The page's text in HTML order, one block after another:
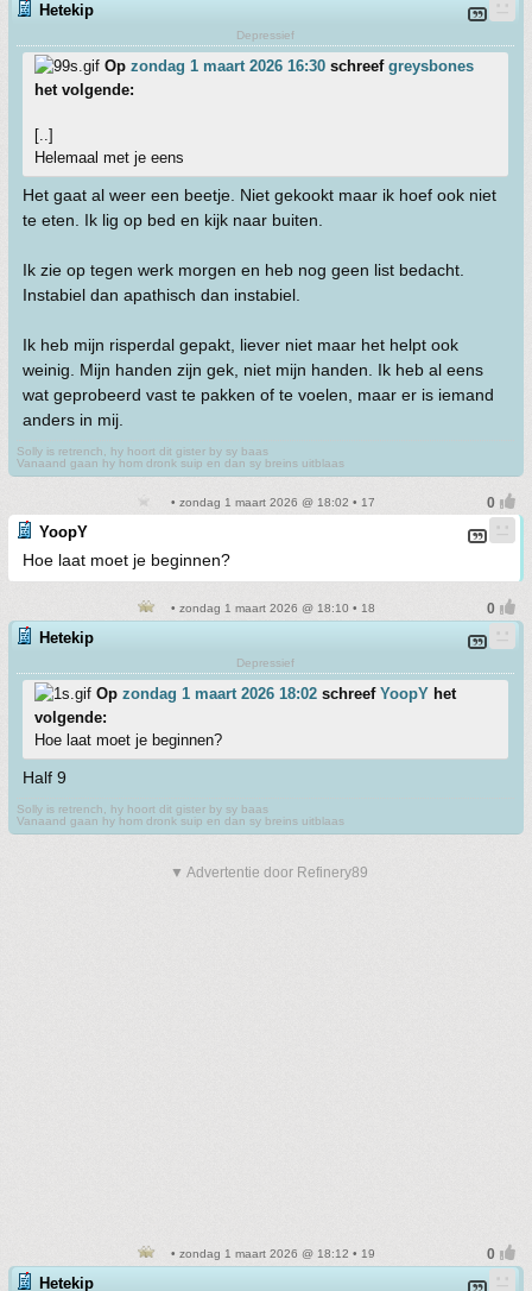
Hetekip
Depressief
Op zondag 1 maart 2026 16:30 schreef greysbones
het volgende:
[..]
Helemaal met je eens
Het gaat al weer een beetje. Niet gekookt maar ik hoef ook niet
te eten. Ik lig op bed en kijk naar buiten.
Ik zie op tegen werk morgen en heb nog geen list bedacht.
Instabiel dan apathisch dan instabiel.
Ik heb mijn risperdal gepakt, liever niet maar het helpt ook
weinig. Mijn handen zijn gek, niet mijn handen. Ik heb al eens
wat geprobeerd vast te pakken of te voelen, maar er is iemand
anders in mij.
Solly is retrench, hy hoort dit gister by sy baas
Vanaand gaan hy hom dronk suip en dan sy breins uitblaas
• zondag 1 maart 2026 @ 18:02 • 17
YoopY
Hoe laat moet je beginnen?
• zondag 1 maart 2026 @ 18:10 • 18
Hetekip
Depressief
Op zondag 1 maart 2026 18:02 schreef YoopY het
volgende:
Hoe laat moet je beginnen?
Half 9
Solly is retrench, hy hoort dit gister by sy baas
Vanaand gaan hy hom dronk suip en dan sy breins uitblaas
▼ Advertentie door Refinery89
• zondag 1 maart 2026 @ 18:12 • 19
Hetekip